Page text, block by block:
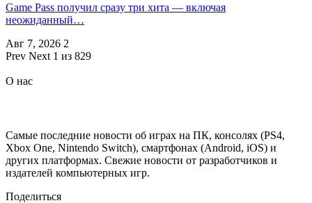
Game Pass получил сразу три хита — включая
неожиданный…
Авг 7, 2026 2
Prev Next 1 из 829
О нас
Самые последние новости об играх на ПК, консолях (PS4,
Xbox One, Nintendo Switch), смартфонах (Android, iOS) и
других платформах. Свежие новости от разработчиков и
издателей компьютерных игр.
Поделиться